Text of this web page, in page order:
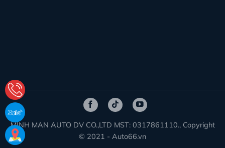
MINH MAN AUTO DV CO.,LTD MST: 0317861110., Copyright
© 2021 - Auto66.vn